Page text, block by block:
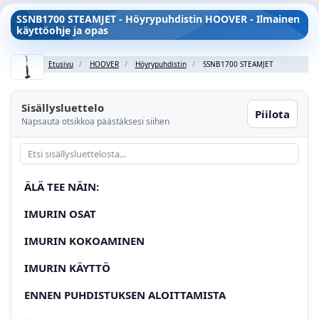
SSNB1700 STEAMJET - Höyrypuhdistin HOOVER - Ilmainen
käyttöohje ja opas
Etusivu HOOVER Höyrypuhdistin SSNB1700 STEAMJET
Sisällysluettelo
Napsauta otsikkoa päästäksesi siihen
Piilota
ÄLÄ TEE NÄIN:
IMURIN OSAT
IMURIN KOKOAMINEN
IMURIN KÄYTTÖ
ENNEN PUHDISTUKSEN ALOITTAMISTA